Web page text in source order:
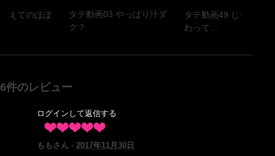
タテ動画03 やっぱり汁ダ
ク？
タテ動画49 じっくり
わって…
えてのほぼ
6件のレビュー
ログインして返信する
ももさん - 2017年11月30日